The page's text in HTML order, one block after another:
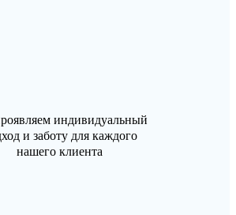
индивидуальный
и заботу для каждого
нашего клиента